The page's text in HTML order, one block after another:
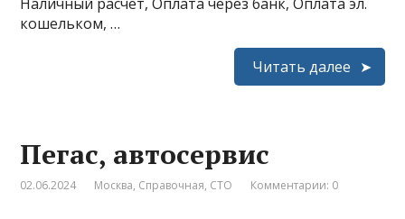
кошельком, …
Читать далее
Пегас, автосервис
02.06.2024 Москва, Справочная, СТО Комментарии: 0